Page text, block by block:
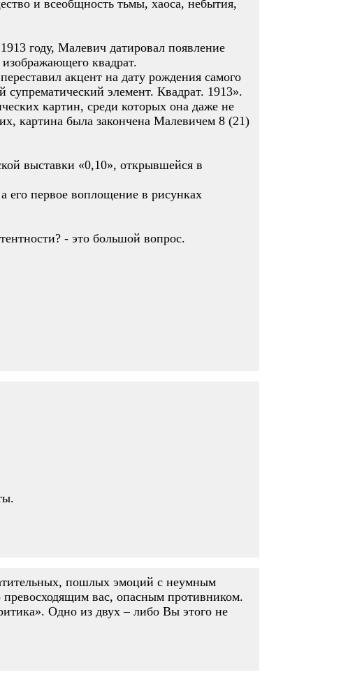
и всеобщность тьмы, хаоса, небытия,
году, Малевич датировал появление
квадрат.
акцент на дату рождения самого
элемент. Квадрат. 1913».
картин, среди которых она даже не
картина была закончена Малевичем 8 (21)
выставки «0,10», открывшейся в
его первое воплощение в рисунках
- это большой вопрос.
пошлых эмоций с неумным
превосходящим вас, опасным противником.
Одно из двух – либо Вы этого не